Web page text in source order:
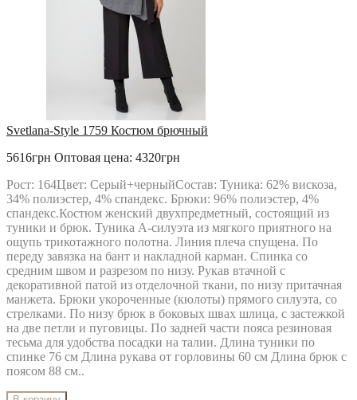
Svetlana-Style 1759 Костюм брючный
5616грн Оптовая цена: 4320грн
Рост: 164Цвет: Серый+черныйСостав: Туника: 62% вискоза,
34% полиэстер, 4% спандекс. Брюки: 96% полиэстер, 4%
спандекс.Костюм женский двухпредметный, состоящий из
туники и брюк. Туника А-силуэта из мягкого приятного на
ощупь трикотажного полотна. Линия плеча спущена. По
переду завязка на бант и накладной карман. Спинка со
средним швом и разрезом по низу. Рукав втачной с
декоративной патой из отделочной ткани, по низу притачная
манжета. Брюки укороченные (кюлоты) прямого силуэта, со
стрелками. По низу брюк в боковых швах шлица, с застежкой
на две петли и пуговицы. По задней части пояса резиновая
тесьма для удобства посадки на талии. Длина туники по
спинке 76 см Длина рукава от горловины 60 см Длина брюк с
поясом 88 см..